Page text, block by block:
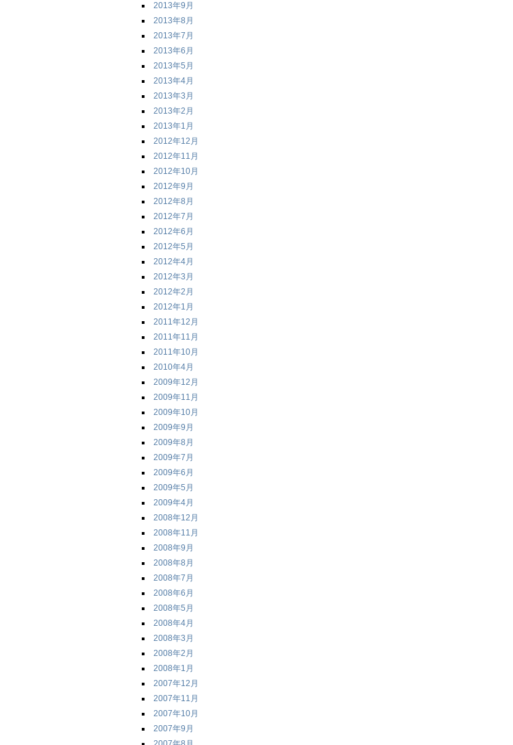
2013年9月
2013年8月
2013年7月
2013年6月
2013年5月
2013年4月
2013年3月
2013年2月
2013年1月
2012年12月
2012年11月
2012年10月
2012年9月
2012年8月
2012年7月
2012年6月
2012年5月
2012年4月
2012年3月
2012年2月
2012年1月
2011年12月
2011年11月
2011年10月
2010年4月
2009年12月
2009年11月
2009年10月
2009年9月
2009年8月
2009年7月
2009年6月
2009年5月
2009年4月
2008年12月
2008年11月
2008年9月
2008年8月
2008年7月
2008年6月
2008年5月
2008年4月
2008年3月
2008年2月
2008年1月
2007年12月
2007年11月
2007年10月
2007年9月